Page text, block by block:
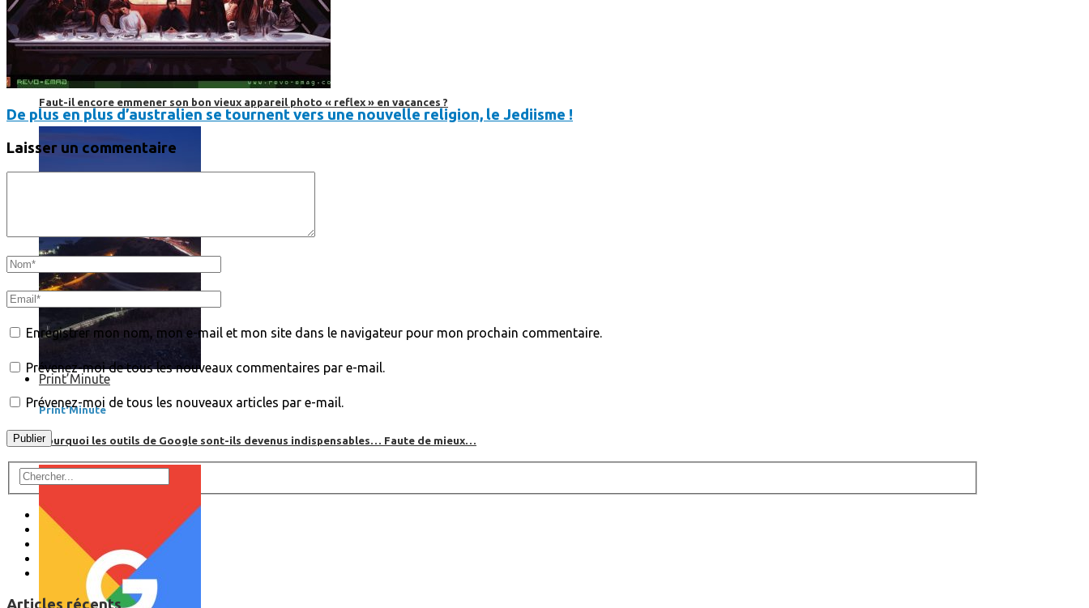
Faut-il encore emmener son bon vieux appareil photo « reflex » en vacances ?
Print’Minute
Print'Minute
Pourquoi les outils de Google sont-ils devenus indispensables… Faute de mieux…
De plus en plus d’australien se tournent vers une nouvelle religion, le Jediisme !
Laisser un commentaire
Enregistrer mon nom, mon e-mail et mon site dans le navigateur pour mon prochain commentaire.
Prévenez-moi de tous les nouveaux commentaires par e-mail.
Prévenez-moi de tous les nouveaux articles par e-mail.
Articles récents